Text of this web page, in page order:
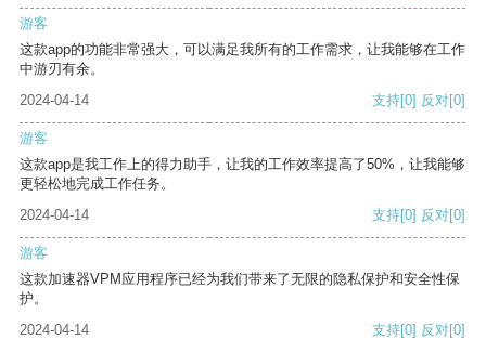
游客
这款app的功能非常强大，可以满足我所有的工作需求，让我能够在工作
中游刃有余。
2024-04-14
支持[0] 反对[0]
游客
这款app是我工作上的得力助手，让我的工作效率提高了50%，让我能够
更轻松地完成工作任务。
2024-04-14
支持[0] 反对[0]
游客
这款加速器VPM应用程序已经为我们带来了无限的隐私保护和安全性保
护。
2024-04-14
支持[0] 反对[0]